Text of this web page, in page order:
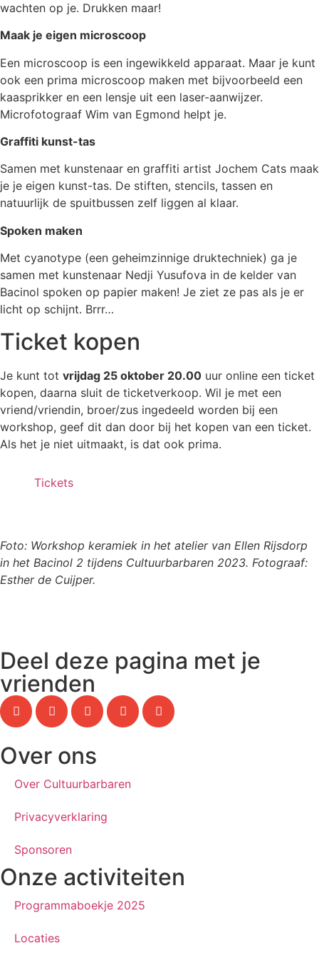
wachten op je. Drukken maar!
Maak je eigen microscoop
Een microscoop is een ingewikkeld apparaat. Maar je kunt
ook een prima microscoop maken met bijvoorbeeld een
kaasprikker en een lensje uit een laser-aanwijzer.
Microfotograaf Wim van Egmond helpt je.
Graffiti kunst-tas
Samen met kunstenaar en graffiti artist Jochem Cats maak
je je eigen kunst-tas. De stiften, stencils, tassen en
natuurlijk de spuitbussen zelf liggen al klaar.
Spoken maken
Met cyanotype (een geheimzinnige druktechniek) ga je
samen met kunstenaar Nedji Yusufova in de kelder van
Bacinol spoken op papier maken! Je ziet ze pas als je er
licht op schijnt. Brrr…
Ticket kopen
Je kunt tot vrijdag 25 oktober 20.00 uur online een ticket
kopen, daarna sluit de ticketverkoop. Wil je met een
vriend/vriendin, broer/zus ingedeeld worden bij een
workshop, geef dit dan door bij het kopen van een ticket.
Als het je niet uitmaakt, is dat ook prima.
Tickets
Foto: Workshop keramiek in het atelier van Ellen Rijsdorp
in het Bacinol 2 tijdens Cultuurbarbaren 2023. Fotograaf:
Esther de Cuijper.
Deel deze pagina met je
vrienden
Over ons
Over Cultuurbarbaren
Privacyverklaring
Sponsoren
Onze activiteiten
Programmaboekje 2025
Locaties